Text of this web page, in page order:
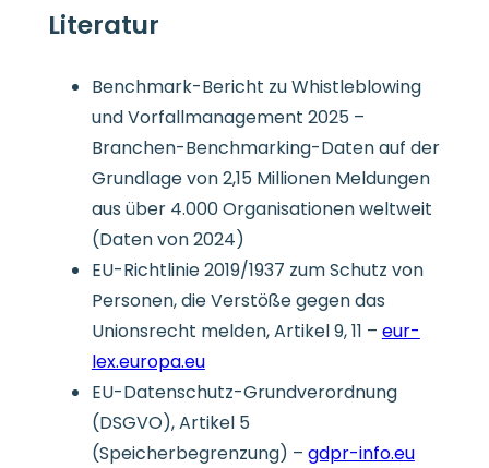
Literatur
Benchmark-Bericht zu Whistleblowing
und Vorfallmanagement 2025 –
Branchen-Benchmarking-Daten auf der
Grundlage von 2,15 Millionen Meldungen
aus über 4.000 Organisationen weltweit
(Daten von 2024)
EU-Richtlinie 2019/1937 zum Schutz von
Personen, die Verstöße gegen das
Unionsrecht melden, Artikel 9, 11 – eur-
lex.europa.eu
EU-Datenschutz-Grundverordnung
(DSGVO), Artikel 5
(Speicherbegrenzung) – gdpr-info.eu